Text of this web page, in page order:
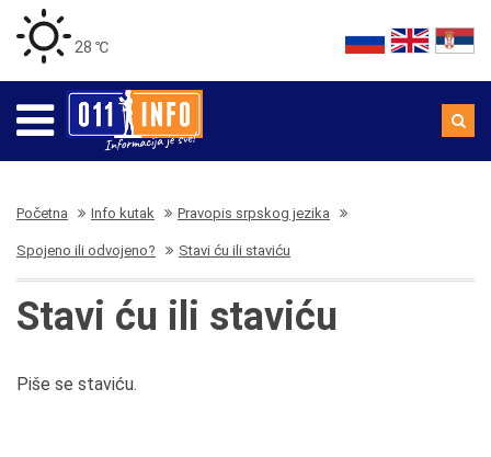
28 ℃
Početna Info kutak Pravopis srpskog jezika
Spojeno ili odvojeno? Stavi ću ili staviću
Stavi ću ili staviću
Piše se staviću.